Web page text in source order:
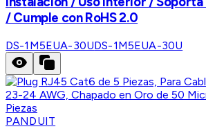
/ Cumple con RoHS 2.0
DS-1M5EUA-30UDS-1M5EUA-30U
PANDUIT